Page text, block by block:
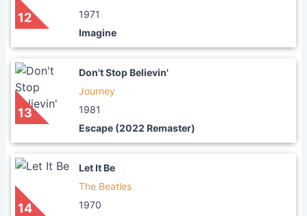
12
1971
Imagine
13
Don't Stop Believin'
Journey
1981
Escape (2022 Remaster)
14
Let It Be
The Beatles
1970